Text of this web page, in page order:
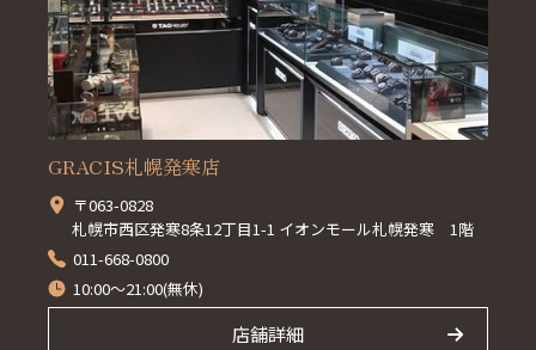
GRACIS札幌発寒店
〒063-0828
札幌市西区発寒8条12丁目1-1 イオンモール札幌発寒 1階
011-668-0800
10:00～21:00(無休)
店舗詳細